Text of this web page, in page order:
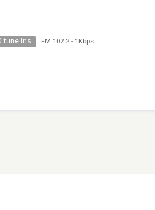
tune ins FM 102.2- 1Kbps